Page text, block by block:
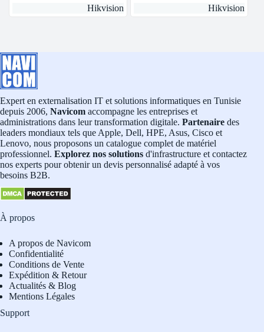
Hikvision
Hikvision
Expert en externalisation IT et solutions informatiques en Tunisie
depuis 2006, Navicom accompagne les entreprises et
administrations dans leur transformation digitale. Partenaire des
leaders mondiaux tels que Apple, Dell, HPE, Asus, Cisco et
Lenovo, nous proposons un catalogue complet de matériel
professionnel. Explorez nos solutions d'infrastructure et contactez
nos experts pour obtenir un devis personnalisé adapté à vos
besoins B2B.
À propos
A propos de Navicom
Confidentialité
Conditions de Vente
Expédition & Retour
Actualités & Blog
Mentions Légales
Support